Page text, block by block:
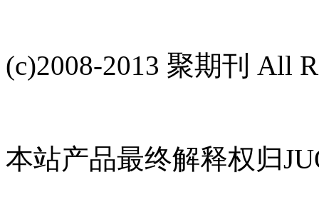
(c)2008-2013 聚期刊 All
本站产品最终解释权归